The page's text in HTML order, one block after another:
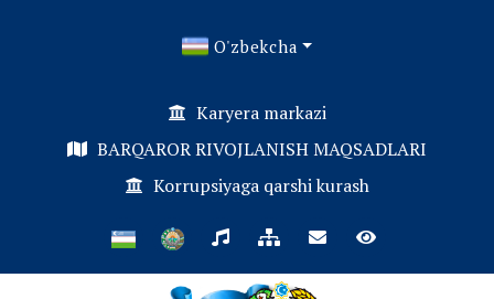
O'zbekcha
Karyera markazi
BARQAROR RIVOJLANISH MAQSADLARI
Korrupsiyaga qarshi kurash